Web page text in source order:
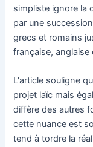
simpliste ignore la
par une
grecs et romains
française, anglaise
L'article souligne
projet laïc mais
diffère des autres
cette nuance est
tend à tordre la